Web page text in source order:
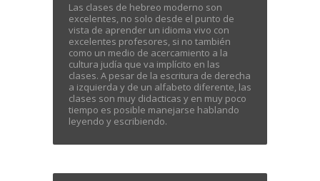
Las clases de hebreo moderno son
excelentes, no solo desde el punto de
vista de aprender un idioma vivo con
excelentes profesores, si no también
como un medio de acercamiento a la
cultura judía que va implícito en las
clases. A pesar de la escritura de derecha
a izquierda y de un alfabeto diferente, las
clases son muy didacticas y en muy poco
tiempo es posible manejarse hablando
leyendo y escribiendo.